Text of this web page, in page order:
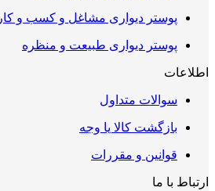
پوستر دیواری مشاغل و کسب و کار
پوستر دیواری طبیعت و منظره
اطلاعات
سوالات متداول
بازگشت کالا یا وجه
قوانین و مقررات
ارتباط با ما